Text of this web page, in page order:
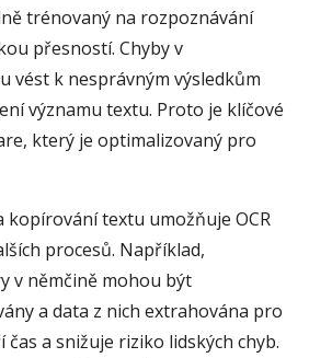
trénovaný na rozpoznávání
přesností. Chyby v
vést k nesprávným výsledkům
významu textu. Proto je klíčové
který je optimalizovaný pro
kopírování textu umožňuje OCR
procesů. Například,
v němčině mohou být
a data z nich extrahována pro
a snižuje riziko lidských chyb.